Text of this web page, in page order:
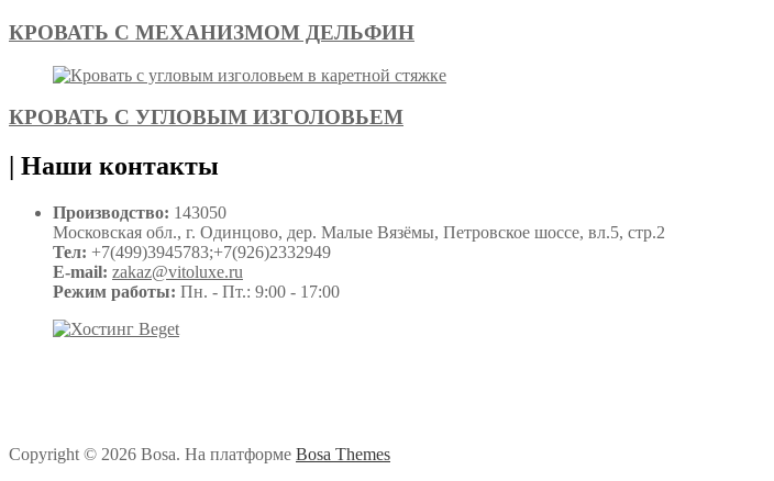
КРОВАТЬ С МЕХАНИЗМОМ ДЕЛЬФИН
КРОВАТЬ С УГЛОВЫМ ИЗГОЛОВЬЕМ
Наши контакты
Производство: 143050
Московская обл., г. Одинцово, дер. Малые Вязёмы, Петровское шоссе, вл.5, стр.2
Тел: +7(499)3945783;+7(926)2332949
E-mail: zakaz@vitoluxe.ru
Режим работы: Пн. - Пт.: 9:00 - 17:00
Copyright © 2026 Bosa. На платформе Bosa Themes